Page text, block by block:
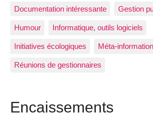
Documentation intéressante Gestion
Humour Informatique, outils logiciels
Initiatives écologiques Méta-
Réunions de gestionnaires
Encaissements